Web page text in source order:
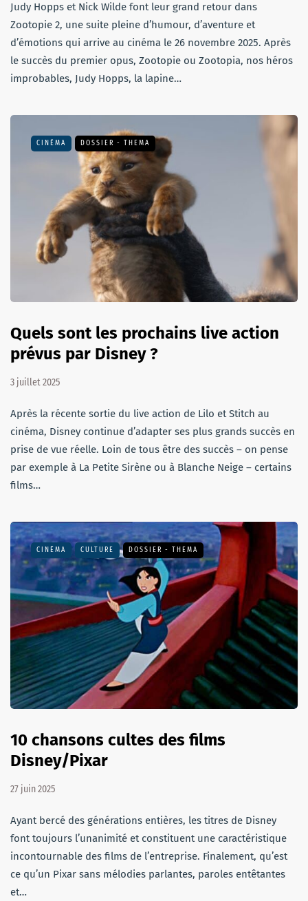
Judy Hopps et Nick Wilde font leur grand retour dans
Zootopie 2, une suite pleine d’humour, d’aventure et
d’émotions qui arrive au cinéma le 26 novembre 2025. Après
le succès du premier opus, Zootopie ou Zootopia, nos héros
improbables, Judy Hopps, la lapine…
CINÉMA DOSSIER - THEMA
Quels sont les prochains live action
prévus par Disney ?
3 juillet 2025
Après la récente sortie du live action de Lilo et Stitch au
cinéma, Disney continue d’adapter ses plus grands succès en
prise de vue réelle. Loin de tous être des succès – on pense
par exemple à La Petite Sirène ou à Blanche Neige – certains
films…
CINÉMA CULTURE DOSSIER - THEMA
10 chansons cultes des films
Disney/Pixar
27 juin 2025
Ayant bercé des générations entières, les titres de Disney
font toujours l’unanimité et constituent une caractéristique
incontournable des films de l’entreprise. Finalement, qu’est
ce qu’un Pixar sans mélodies parlantes, paroles entêtantes
et…